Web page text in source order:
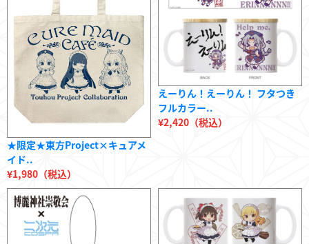
★限定★東方Project×キュアメ
イド..
¥1,980（税込）
えーりん！えーりん！ フタつき
フルカラー..
¥2,420（税込）